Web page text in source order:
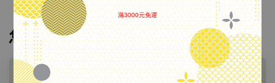
滿3000元免運
您可能也喜歡